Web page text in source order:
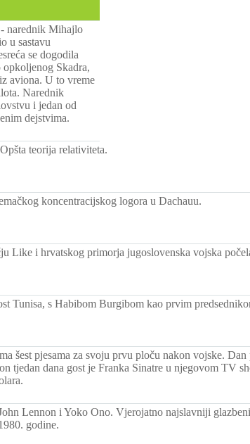
narednik Mihajlo
u sastavu
se dogodila
Skadra,
aviona. U to vreme
Narednik
i jedan od
dejstvima.
teorija relativiteta.
koncentracijskog logora u Dachauu.
Like i hrvatskog primorja jugoslovenska vojska
Tunisa, s Habibom Burgibom kao prvim
šest pjesama za svoju prvu ploču nakon vojske.
tjedan dana gost je Franka Sinatre u njegovom TV
Lennon i Yoko Ono. Vjerojatno najslavniji
godine.